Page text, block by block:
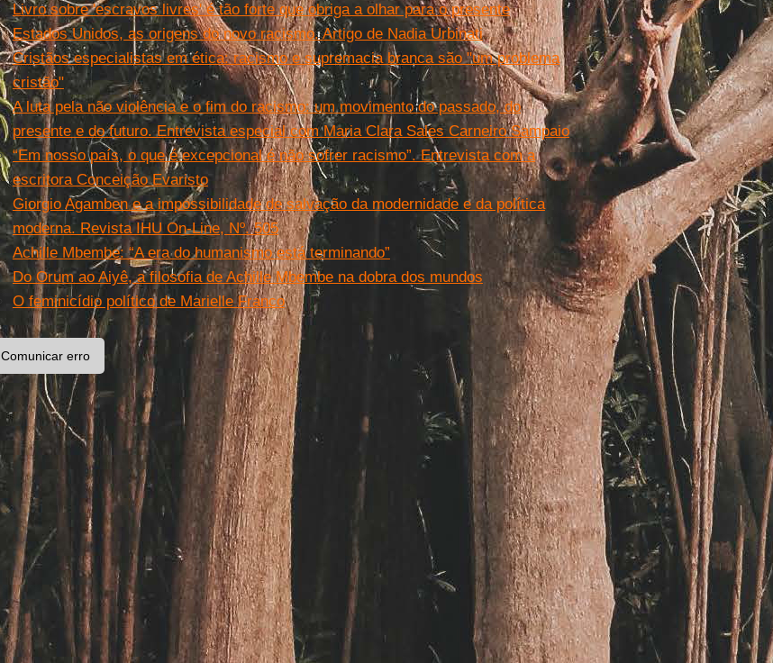
Livro sobre 'escravos livres' é tão forte que obriga a olhar para o presente
Estados Unidos, as origens do novo racismo. Artigo de Nadia Urbinati
Cristãos especialistas em ética: racismo e supremacia branca são "um problema
cristão"
A luta pela não violência e o fim do racismo: um movimento do passado, do
presente e do futuro. Entrevista especial com Maria Clara Sales Carneiro Sampaio
“Em nosso país, o que é excepcional é não sofrer racismo”. Entrevista com a
escritora Conceição Evaristo
Giorgio Agamben e a impossibilidade de salvação da modernidade e da política
moderna. Revista IHU On-Line, Nº. 505
Achille Mbembe: “A era do humanismo está terminando”
Do Orum ao Aiyê, a filosofia de Achille Mbembe na dobra dos mundos
O feminicídio político de Marielle Franco
Comunicar erro